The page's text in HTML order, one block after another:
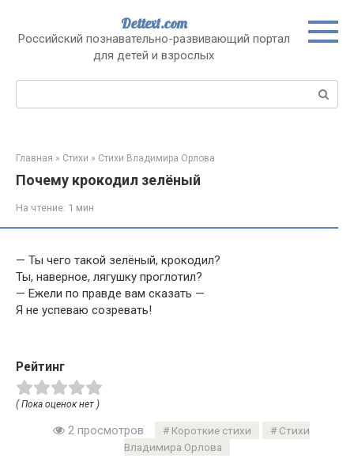
контенту
Dettext.com
Российский познавательно-развивающий портал
для детей и взрослых
Поиск:
Главная » Стихи » Стихи Владимира Орлова
Почему крокодил зелёный
На чтение: 1 мин
— Ты чего такой зелёный, крокодил?
Ты, наверное, лягушку проглотил?
— Ежели по правде вам сказать —
Я не успеваю созревать!
Рейтинг
( Пока оценок нет )
2 просмотров Короткие стихи
Стихи
Владимира Орлова